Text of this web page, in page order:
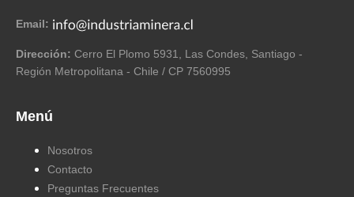
Email:
Dirección: Cerro El Plomo 5931, Las Condes, Santiago -
Región Metropolitana - Chile / CP 7560995
Menú
Nosotros
Contacto
Preguntas Frecuentes